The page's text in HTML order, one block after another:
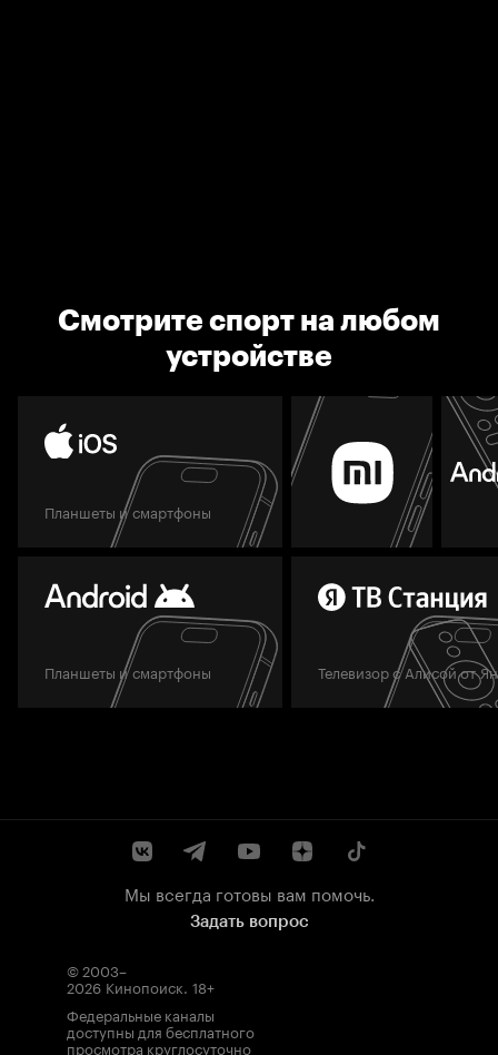
Смотрите спорт на любом
устройстве
Планшеты и смартфоны
Планшеты и смартфоны Телевизор с Алисой от
Мы всегда готовы вам помочь.
Задать вопрос
© 2003–
2026 Кинопоиск. 18+
Федеральные каналы
доступны для бесплатного
просмотра круглосуточно